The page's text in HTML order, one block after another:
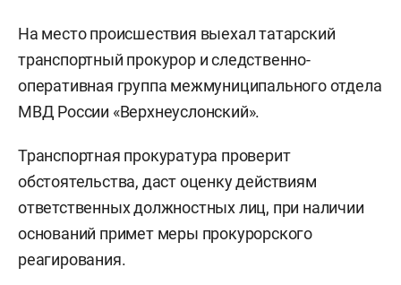
На место происшествия выехал татарский
транспортный прокурор и следственно-
оперативная группа межмуниципального отдела
МВД России «Верхнеуслонский».
Транспортная прокуратура проверит
обстоятельства, даст оценку действиям
ответственных должностных лиц, при наличии
оснований примет меры прокурорского
реагирования.